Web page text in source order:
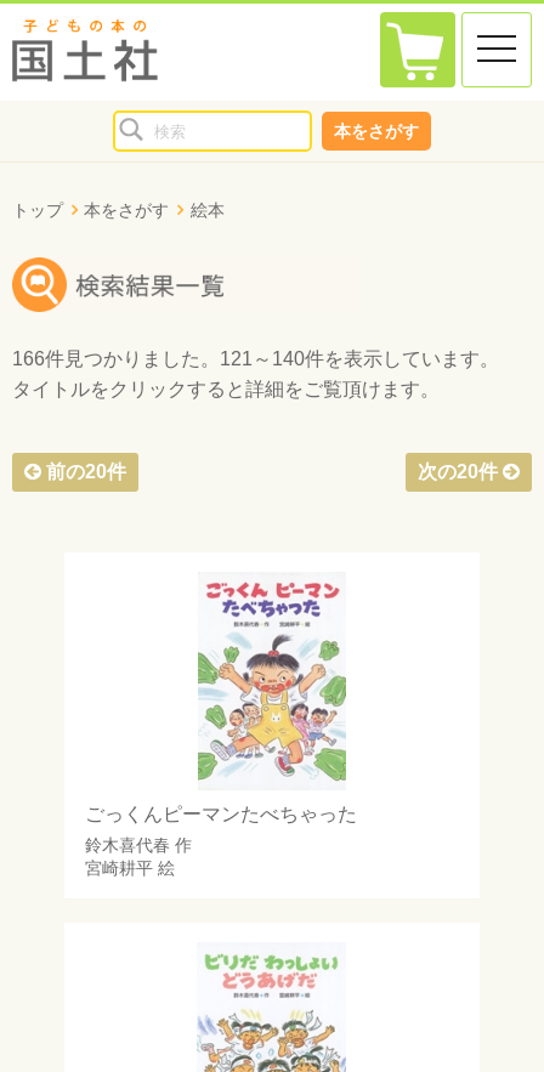
toggle
本をさがす
トップ 本をさがす 絵本
166件見つかりました。 121～140件を表示しています。
タイトルをクリックすると詳細をご覧頂けます。
前の20件 次の20件
ごっくんピーマンたべちゃった
鈴木喜代春 作
宮崎耕平絵